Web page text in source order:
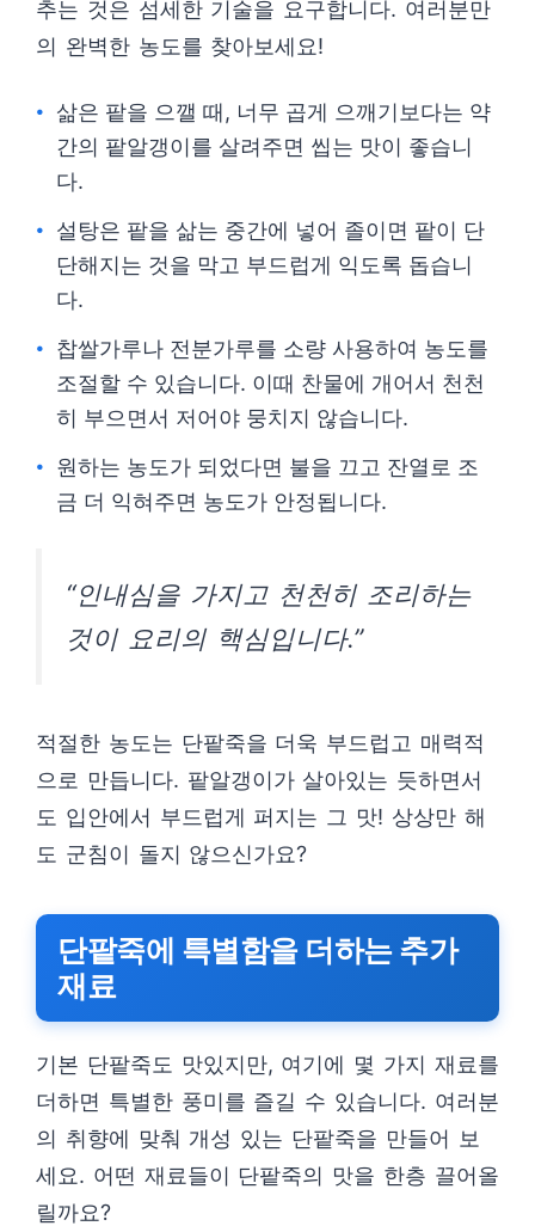
추는 것은 섬세한 기술을 요구합니다. 여러분만
의 완벽한 농도를 찾아보세요!
삶은 팥을 으깰 때, 너무 곱게 으깨기보다는 약
간의 팥알갱이를 살려주면 씹는 맛이 좋습니
다.
설탕은 팥을 삶는 중간에 넣어 졸이면 팥이 단
단해지는 것을 막고 부드럽게 익도록 돕습니
다.
찹쌀가루나 전분가루를 소량 사용하여 농도를
조절할 수 있습니다. 이때 찬물에 개어서 천천
히 부으면서 저어야 뭉치지 않습니다.
원하는 농도가 되었다면 불을 끄고 잔열로 조
금 더 익혀주면 농도가 안정됩니다.
“인내심을 가지고 천천히 조리하는
것이 요리의 핵심입니다.”
적절한 농도는 단팥죽을 더욱 부드럽고 매력적
으로 만듭니다. 팥알갱이가 살아있는 듯하면서
도 입안에서 부드럽게 퍼지는 그 맛! 상상만 해
도 군침이 돌지 않으신가요?
단팥죽에 특별함을 더하는 추가
재료
기본 단팥죽도 맛있지만, 여기에 몇 가지 재료를
더하면 특별한 풍미를 즐길 수 있습니다. 여러분
의 취향에 맞춰 개성 있는 단팥죽을 만들어 보
세요. 어떤 재료들이 단팥죽의 맛을 한층 끌어올
릴까요?